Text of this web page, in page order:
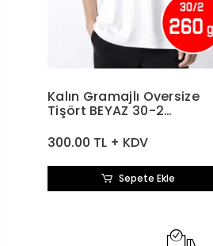
Kalın Gramajlı Oversize
Tişört BEYAZ 30-2
300.00 TL + KDV
Sepete Ekle